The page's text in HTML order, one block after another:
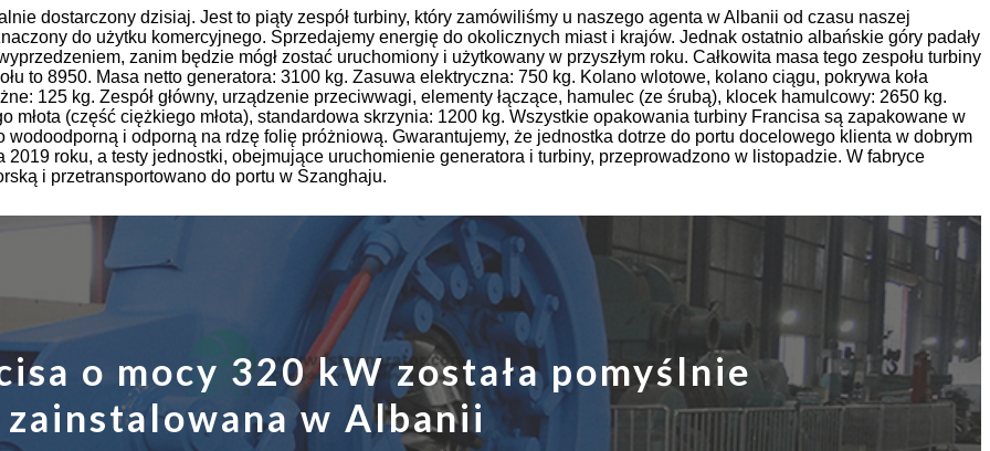
dostarczony dzisiaj. Jest to piąty zespół turbiny, który zamówiliśmy u naszego agenta w Albanii od czasu naszej
do użytku komercyjnego. Sprzedajemy energię do okolicznych miast i krajów. Jednak ostatnio albańskie góry padały
zanim będzie mógł zostać uruchomiony i użytkowany w przyszłym roku. Całkowita masa tego zespołu turbiny
to 8950. Masa netto generatora: 3100 kg. Zasuwa elektryczna: 750 kg. Kolano wlotowe, kolano ciągu, pokrywa koła
125 kg. Zespół główny, urządzenie przeciwwagi, elementy łączące, hamulec (ze śrubą), klocek hamulcowy: 2650 kg.
młota (część ciężkiego młota), standardowa skrzynia: 1200 kg. Wszystkie opakowania turbiny Francisa są zapakowane w
i odporną na rdzę folię próżniową. Gwarantujemy, że jednostka dotrze do portu docelowego klienta w dobrym
roku, a testy jednostki, obejmujące uruchomienie generatora i turbiny, przeprowadzono w listopadzie. W fabryce
i przetransportowano do portu w Szanghaju.
o mocy 320 kW została pomyślnie
zainstalowana w Albanii